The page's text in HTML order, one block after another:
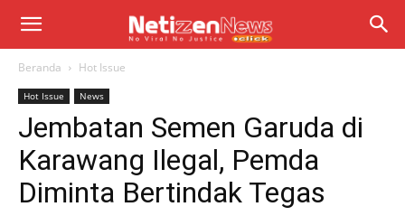
Beranda Hot Issue
Hot Issue News
Jembatan Semen Garuda di
Karawang Ilegal, Pemda
Diminta Bertindak Tegas